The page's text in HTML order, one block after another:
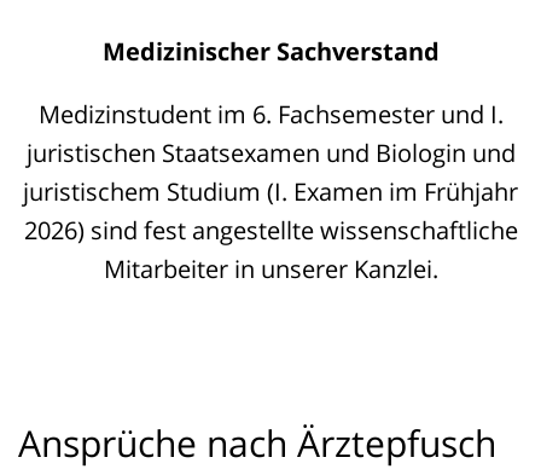
Medizinischer Sachverstand
Medizinstudent im 6. Fachsemester und I.
juristischen Staatsexamen und Biologin und
juristischem Studium (I. Examen im Frühjahr
2026) sind fest angestellte wissenschaftliche
Mitarbeiter in unserer Kanzlei.
Ansprüche nach Ärztepfusch